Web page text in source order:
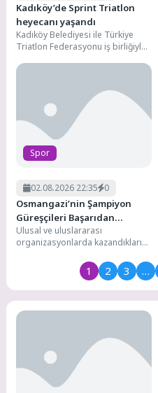
Kadıköy’de Sprint Triatlon
heyecanı yaşandı
Kadıköy Belediyesi ile Türkiye
Triatlon Federasyonu iş birliğiyle
Triatlonu'nda yaklaşık 500
Spor
02.08.2026 22:35 0
Osmangazi’nin Şampiyon
Güreşçileri Başarıdan
Başarıya Koşuyor
Ulusal ve uluslararası
organizasyonlarda kazandıkları
başarıya imza atan Osmangazi
Belediyesporlu güreşçiler,...
1 2 3 …